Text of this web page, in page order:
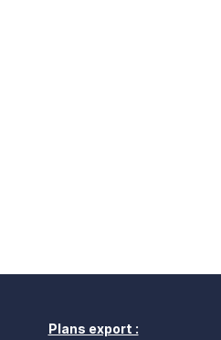
Plans export :